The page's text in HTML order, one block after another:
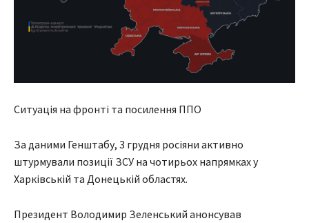
Ситуація на фронті та посилення ППО
За даними Генштабу, 3 грудня росіяни активно
штурмували позиції ЗСУ на чотирьох напрямках у
Харківській та Донецькій областях.
Президент Володимир Зеленський анонсував